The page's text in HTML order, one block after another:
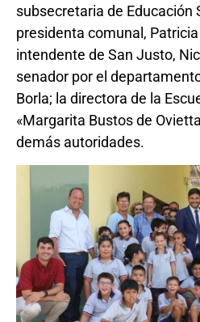
subsecretaria de Educación
presidenta comunal,
intendente de San Justo,
senador por el
Borla; la directora de la
«Margarita Bustos de
demás autoridades.